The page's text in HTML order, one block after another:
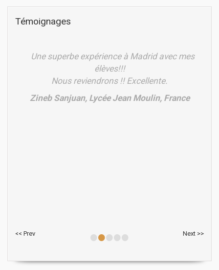
Témoignages
Une superbe expérience à Madrid avec mes
élèves!!!
Nous reviendrons !! Excellente.
Zineb Sanjuan, Lycée Jean Moulin, France
<< Prev ••••• Next >>